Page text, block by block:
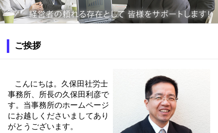
ご挨拶
こんにちは。久保田社労士
事務所、所長の久保田利彦で
す。当事務所のホームページ
にお越しくださいましてあり
がとうございます。